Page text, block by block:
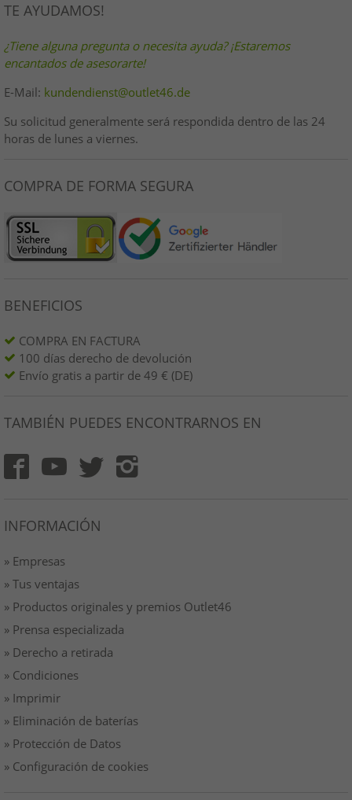
TE AYUDAMOS!
¿Tiene alguna pregunta o necesita ayuda? ¡Estaremos
encantados de asesorarte!
E-Mail: kundendienst@outlet46.de
Su solicitud generalmente será respondida dentro de las 24
horas de lunes a viernes.
COMPRA DE FORMA SEGURA
BENEFICIOS
COMPRA EN FACTURA
100 días derecho de devolución
Envío gratis a partir de 49 € (DE)
TAMBIÉN PUEDES ENCONTRARNOS EN
INFORMACIÓN
» Empresas
» Tus ventajas
» Productos originales y premios Outlet46
» Prensa especializada
» Derecho a retirada
» Condiciones
» Imprimir
» Eliminación de baterías
» Protección de Datos
» Configuración de cookies